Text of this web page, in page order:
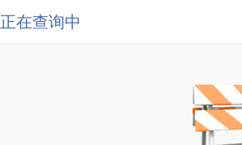
正在查询中